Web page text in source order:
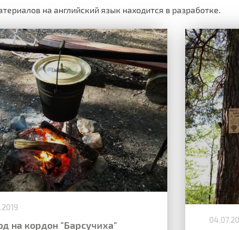
на английский язык находится в разработке.
на кордон "Барсучиха"